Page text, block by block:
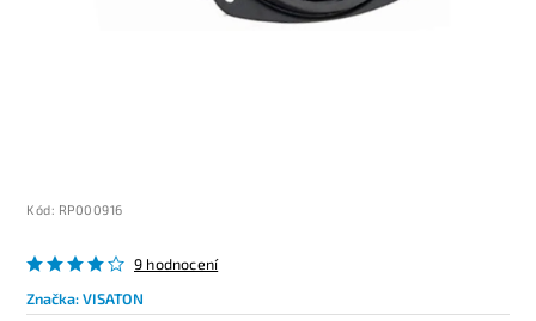
Kód: RP000916
9 hodnocení
Značka:VISATON